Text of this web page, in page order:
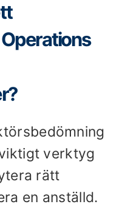
verktyg
rätt
en anställd.